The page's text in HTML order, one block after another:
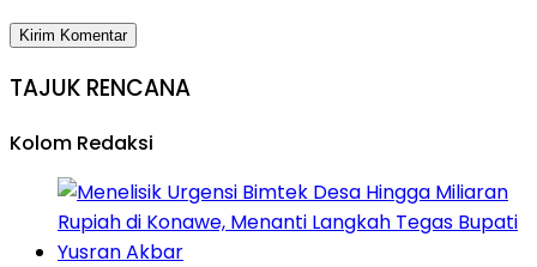
TAJUK RENCANA
Kolom Redaksi